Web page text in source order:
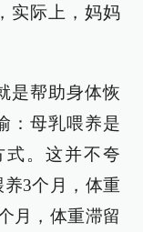
实际上，妈妈
是帮助身体恢
：母乳喂养是
。这并不夸
3个月，体重
月，体重滞留